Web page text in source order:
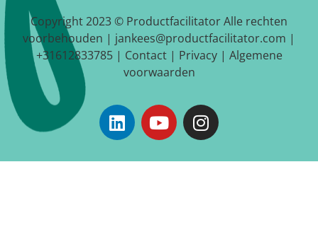
Copyright 2023 © Productfacilitator Alle rechten
voorbehouden | jankees@productfacilitator.com |
+31612833785 | Contact| Privacy| Algemene
voorwaarden